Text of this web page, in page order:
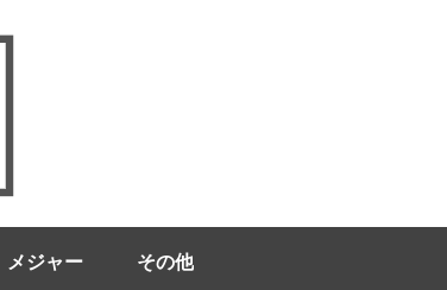
メジャー その他